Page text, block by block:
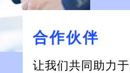
合作伙伴
让我们共同助力